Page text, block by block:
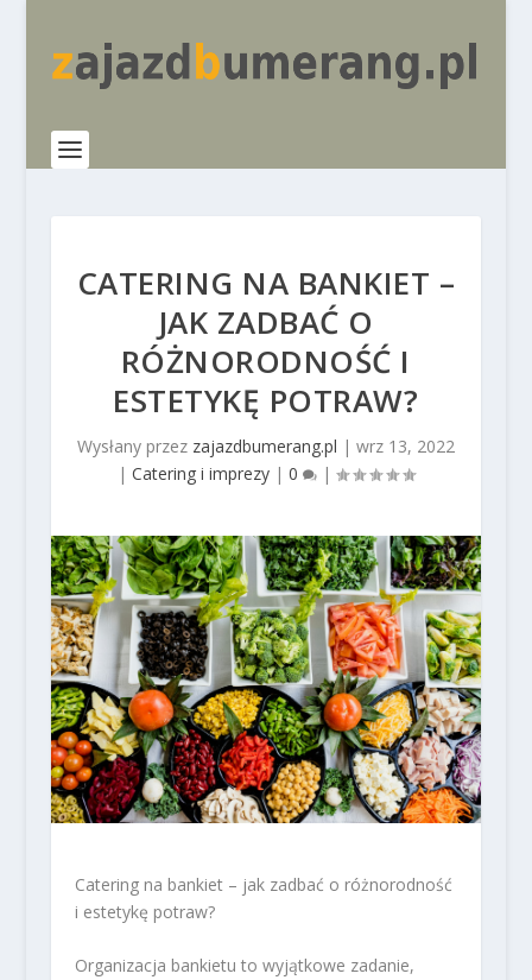
CATERING NA BANKIET –
JAK ZADBAĆ O
RÓŻNORODNOŚĆ I
ESTETYKĘ POTRAW?
Wysłany przez zajazdbumerang.pl | wrz 13, 2022
| Catering i imprezy| 0 |
Catering na bankiet – jak zadbać o różnorodność
i estetykę potraw?
Organizacja bankietu to wyjątkowe zadanie,